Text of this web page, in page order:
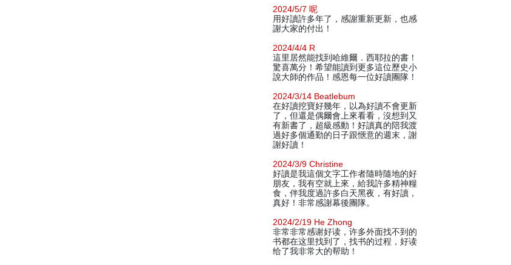
2024/5/7 呢
用好讀許多年了，感謝重新更新，也感
謝大家的付出！
2024/4/4 R
這里居然能找到哈維爾．西耶拉的書！
驚喜萬分！希望能讀到更多這位歷史小
說大師的作品！感恩每一位好讀團隊！
2024/3/14 Beatlebum
在好讀挖寶好幾年，以為好讀不會更新
了，但還是偶爾會上來看看，沒想到又
有新書了，超級感動！好讀真的陪我渡
過好多個通勤的日子跟愜意的週末，謝
謝好讀！
2024/3/9 Christine
好讀是我這個文字工作者隨時隨地的好
朋友，我有空就上來，給我許多精神糧
食，伴我度過許多白天黑夜，有好讀，
真好！非常感謝幕後團隊。
2024/2/19 He Zhong
非常非常感谢好读，许多外面找不到的
书都在这里找到了，找书的过程，好读
给了我非常大的帮助！